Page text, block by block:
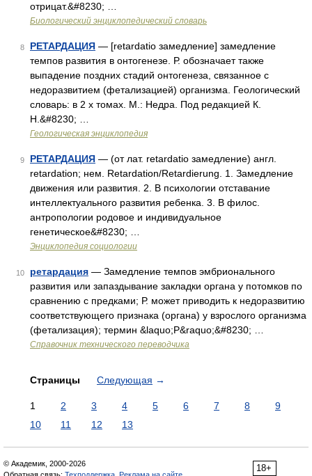
отрицат.&#8230; …
Биологический энциклопедический словарь
8 РЕТАРДАЦИЯ — [retardatio замедление] замедление
темпов развития в онтогенезе. Р. обозначает также
выпадение поздних стадий онтогенеза, связанное с
недоразвитием (фетализацией) организма. Геологический
словарь: в 2 х томах. М.: Недра. Под редакцией К.
Н.&#8230; …
Геологическая энциклопедия
9 РЕТАРДАЦИЯ — (от лат. retardatio замедление) англ.
retardation; нем. Retardation/Retardierung. 1. Замедление
движения или развития. 2. В психологии отставание
интеллектуального развития ребенка. 3. В филос.
антропологии родовое и индивидуальное
генетическое&#8230; …
Энциклопедия социологии
10 ретардация — Замедление темпов эмбрионального
развития или запаздывание закладки органа у потомков по
сравнению с предками; Р. может приводить к недоразвитию
соответствующего признака (органа) у взрослого организма
(фетализация); термин &laquo;Р&raquo;&#8230; …
Справочник технического переводчика
Страницы Следующая →
1 2 3 4 5 6 7 8
9
10
11 12 13
18+
© Академик, 2000-2026